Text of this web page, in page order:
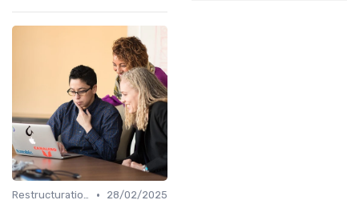
Restructuration de Dettes •
28/02/2025